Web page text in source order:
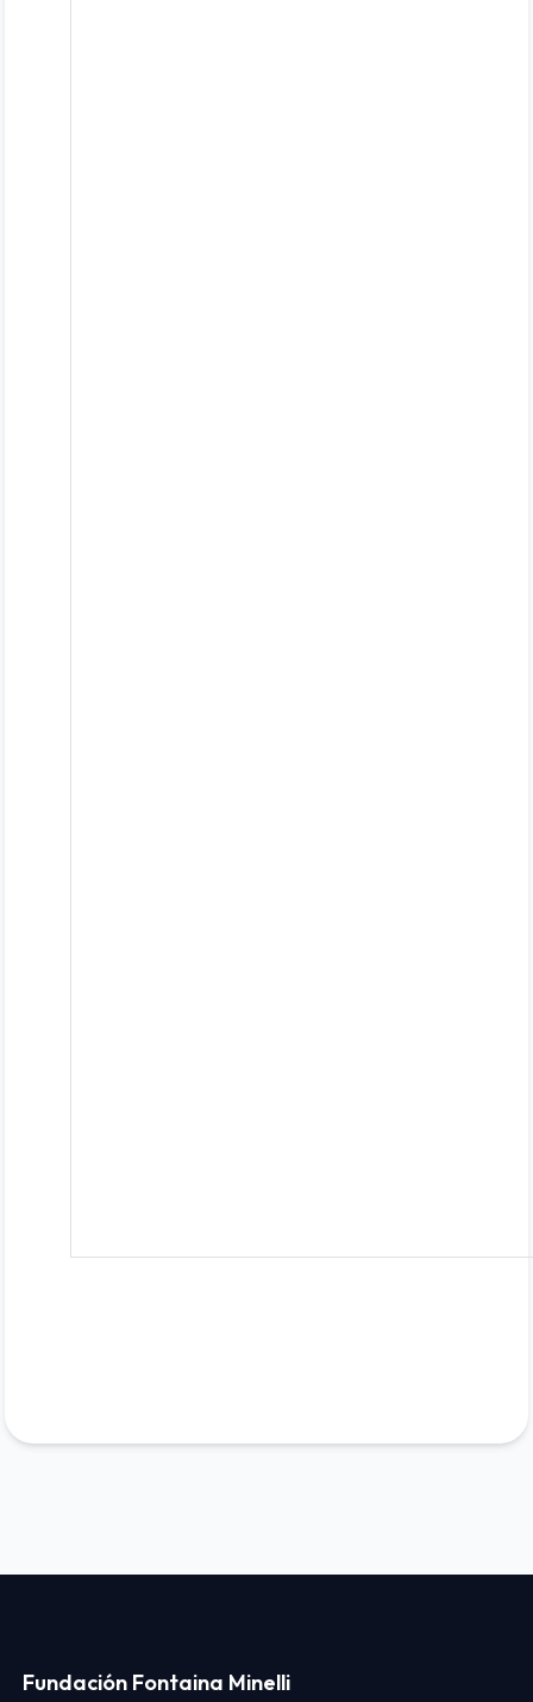
Fundación Fontaina Minelli